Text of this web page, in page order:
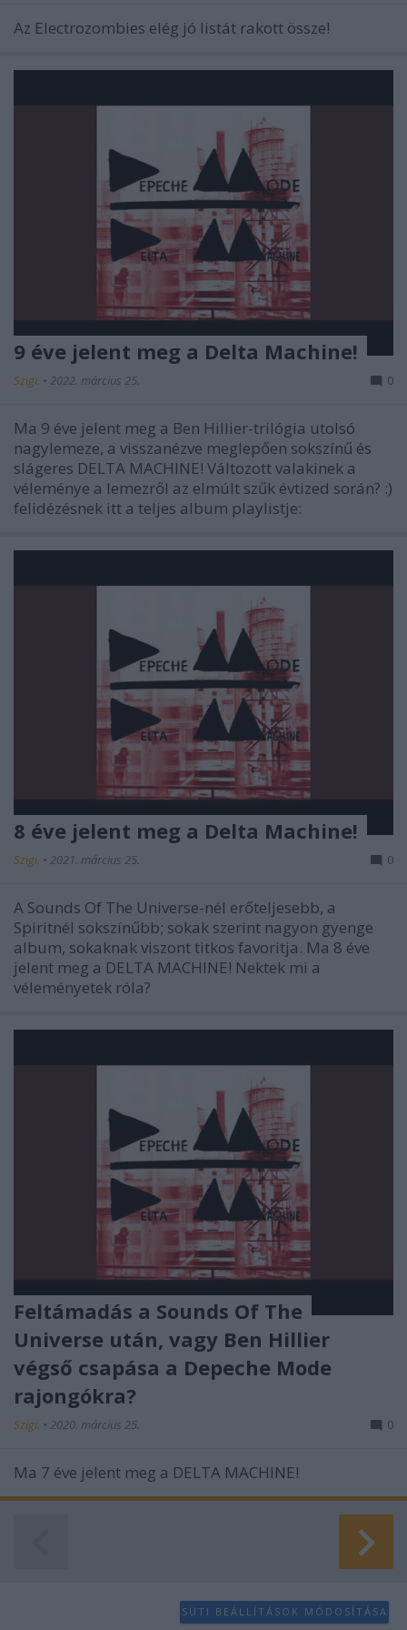
Az Electrozombies elég jó listát rakott össze!
9 éve jelent meg a Delta Machine!
Szigi. • 2022. március 25. 0
Ma 9 éve jelent meg a Ben Hillier-trilógia utolsó
nagylemeze, a visszanézve meglepően sokszínű és
slágeres DELTA MACHINE! Változott valakinek a
véleménye a lemezről az elmúlt szűk évtized során? :)
felidézésnek itt a teljes album playlistje:
8 éve jelent meg a Delta Machine!
Szigi. • 2021. március 25. 0
A Sounds Of The Universe-nél erőteljesebb, a
Spiritnél sokszínűbb; sokak szerint nagyon gyenge
album, sokaknak viszont titkos favoritja. Ma 8 éve
jelent meg a DELTA MACHINE! Nektek mi a
véleményetek róla?
Feltámadás a Sounds Of The
Universe után, vagy Ben Hillier
végső csapása a Depeche Mode
rajongókra?
Szigi. • 2020. március 25. 0
Ma 7 éve jelent meg a DELTA MACHINE!
SÜTI BEÁLLÍTÁSOK MÓDOSÍTÁSA